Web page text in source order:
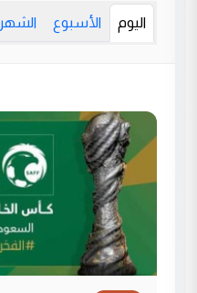
اليوم الأسبوع الشهر